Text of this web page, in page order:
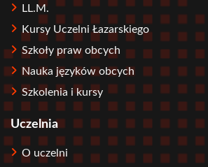
LL.M.
Kursy Uczelni Łazarskiego
Szkoły praw obcych
Nauka języków obcych
Szkolenia i kursy
Uczelnia
O uczelni